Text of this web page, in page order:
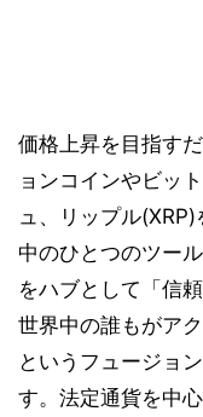
価格上昇を目指す
ョンコインやビッ
ュ、リップル
中のひとつのツー
をハブとして「信
世界中の誰もがア
というフュージョ
す。法定通貨を中